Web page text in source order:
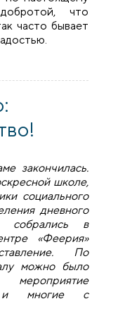
что
часто бывает
закончилась.
школе,
социального
дневного
собрались в
«Феерия»
По
можно было
и многие с